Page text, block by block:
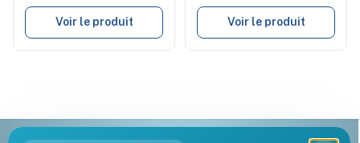
Voir le produit Voir le produit